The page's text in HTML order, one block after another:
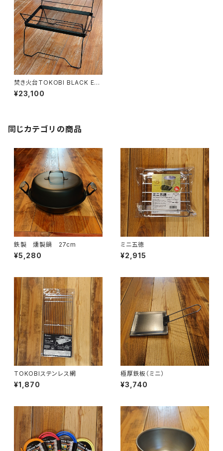
焚き火台TOKOBI BLACK EDI
TION
¥23,100
同じカテゴリの商品
鉄製 燻製鍋 27cm
¥5,280
ミニ五徳
¥2,915
TOKOBIステンレス網
¥1,870
極厚鉄板（ミニ）
¥3,740